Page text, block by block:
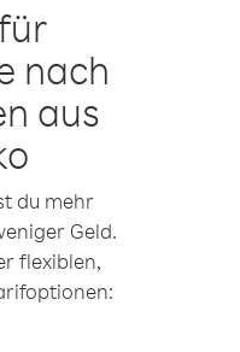
nach
aus
du mehr
Geld.
flexiblen,